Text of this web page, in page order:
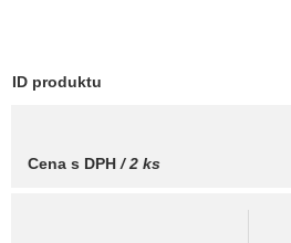
ID produktu
Cena s DPH / 2 ks